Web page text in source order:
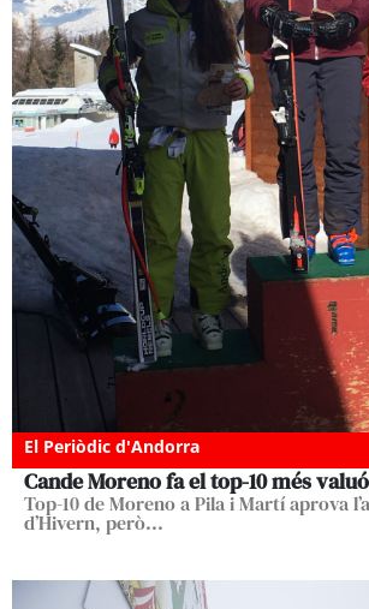
El Periòdic d'Andorra
Cande Moreno fa el top-10 més
Top-10 de Moreno a Pila i Martí aprova
d’Hivern, però...